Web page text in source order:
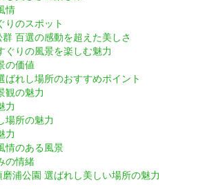
情
りのスポット
百選の感動を超えた美しさ
ぐりの風景を楽しむ魅力
の価値
ばれし場所のおすすめポイント
観の魅力
力
場所の魅力
力
情のある風景
の情緒
浦公園 選ばれし美しい場所の魅力